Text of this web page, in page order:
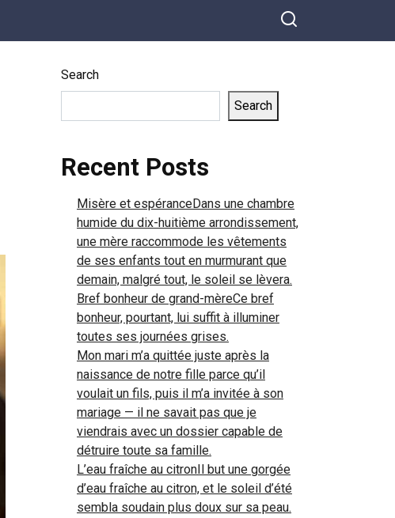
Search
Search
Recent Posts
Misère et espéranceDans une chambre
humide du dix-huitième arrondissement,
une mère raccommode les vêtements
de ses enfants tout en murmurant que
demain, malgré tout, le soleil se lèvera.
Bref bonheur de grand-mèreCe bref
bonheur, pourtant, lui suffit à illuminer
toutes ses journées grises.
Mon mari m’a quittée juste après la
naissance de notre fille parce qu’il
voulait un fils, puis il m’a invitée à son
mariage — il ne savait pas que je
viendrais avec un dossier capable de
détruire toute sa famille.
L’eau fraîche au citronIl but une gorgée
d’eau fraîche au citron, et le soleil d’été
sembla soudain plus doux sur sa peau.